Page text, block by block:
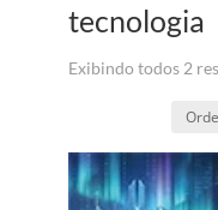
tecnologia
Exibindo todos 2